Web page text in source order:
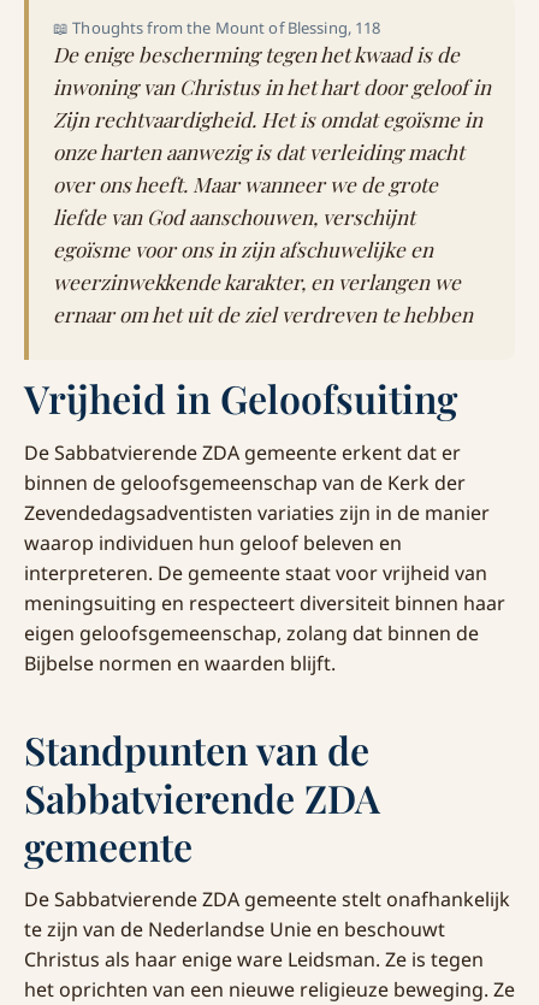
📖 Thoughts from the Mount of Blessing, 118
De enige bescherming tegen het kwaad is de
inwoning van Christus in het hart door geloof in
Zijn rechtvaardigheid. Het is omdat egoïsme in
onze harten aanwezig is dat verleiding macht
over ons heeft. Maar wanneer we de grote
liefde van God aanschouwen, verschijnt
egoïsme voor ons in zijn afschuwelijke en
weerzinwekkende karakter, en verlangen we
ernaar om het uit de ziel verdreven te hebben
Vrijheid in Geloofsuiting
De Sabbatvierende ZDA gemeente erkent dat er
binnen de geloofsgemeenschap van de Kerk der
Zevendedagsadventisten variaties zijn in de manier
waarop individuen hun geloof beleven en
interpreteren. De gemeente staat voor vrijheid van
meningsuiting en respecteert diversiteit binnen haar
eigen geloofsgemeenschap, zolang dat binnen de
Bijbelse normen en waarden blijft.
Standpunten van de
Sabbatvierende ZDA
gemeente
De Sabbatvierende ZDA gemeente stelt onafhankelijk
te zijn van de Nederlandse Unie en beschouwt
Christus als haar enige ware Leidsman. Ze is tegen
het oprichten van een nieuwe religieuze beweging. Ze